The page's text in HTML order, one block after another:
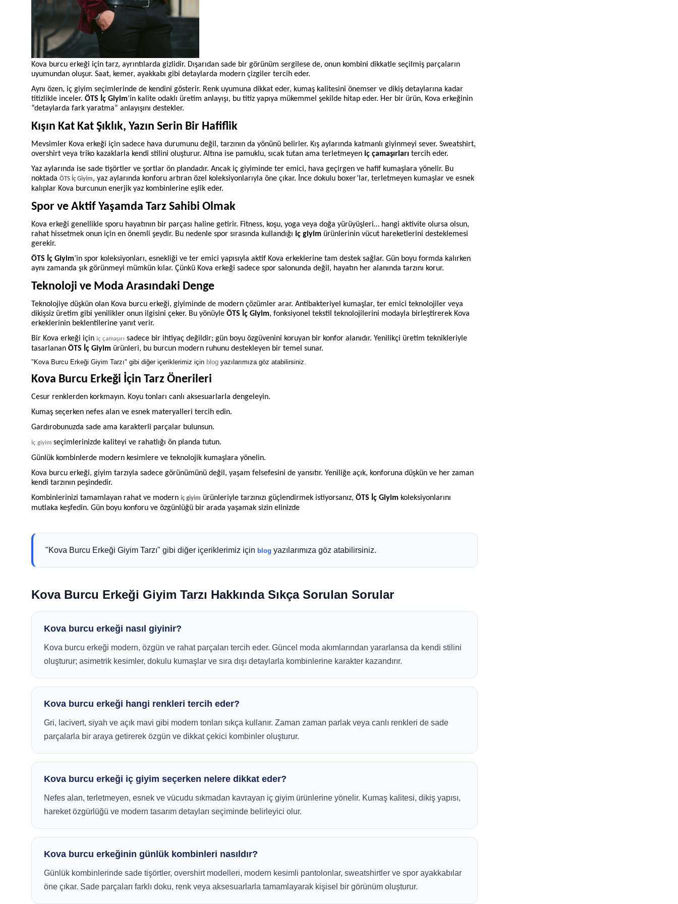
Kova burcu erkeği için tarz, ayrıntılarda gizlidir. Dışarıdan sade bir görünüm sergilese de, onun kombini dikkatle seçilmiş parçaların
uyumundan oluşur. Saat, kemer, ayakkabı gibi detaylarda modern çizgiler tercih eder.
Aynı özen, iç giyim seçimlerinde de kendini gösterir. Renk uyumuna dikkat eder, kumaş kalitesini önemser ve dikiş detaylarına kadar
titizlikle inceler. ÖTS İç Giyim’in kalite odaklı üretim anlayışı, bu titiz yapıya mükemmel şekilde hitap eder. Her bir ürün, Kova erkeğinin
“detaylarda fark yaratma” anlayışını destekler.
Kışın Kat Kat Şıklık, Yazın Serin Bir Hafiflik
Mevsimler Kova erkeği için sadece hava durumunu değil, tarzının da yönünü belirler. Kış aylarında katmanlı giyinmeyi sever. Sweatshirt,
overshirt veya triko kazaklarla kendi stilini oluşturur. Altına ise pamuklu, sıcak tutan ama terletmeyen iç çamaşırları tercih eder.
Yaz aylarında ise sade tişörtler ve şortlar ön plandadır. Ancak iç giyiminde ter emici, hava geçirgen ve hafif kumaşlara yönelir. Bu
noktada ÖTS İç Giyim, yaz aylarında konforu artıran özel koleksiyonlarıyla öne çıkar. İnce dokulu boxer’lar, terletmeyen kumaşlar ve esnek
kalıplar Kova burcunun enerjik yaz kombinlerine eşlik eder.
Spor ve Aktif Yaşamda Tarz Sahibi Olmak
Kova erkeği genellikle sporu hayatının bir parçası haline getirir. Fitness, koşu, yoga veya doğa yürüyüşleri… hangi aktivite olursa olsun,
rahat hissetmek onun için en önemli şeydir. Bu nedenle spor sırasında kullandığı iç giyim ürünlerinin vücut hareketlerini desteklemesi
gerekir.
ÖTS İç Giyim’in spor koleksiyonları, esnekliği ve ter emici yapısıyla aktif Kova erkeklerine tam destek sağlar. Gün boyu formda kalırken
aynı zamanda şık görünmeyi mümkün kılar. Çünkü Kova erkeği sadece spor salonunda değil, hayatın her alanında tarzını korur.
Teknoloji ve Moda Arasındaki Denge
Teknolojiye düşkün olan Kova burcu erkeği, giyiminde de modern çözümler arar. Antibakteriyel kumaşlar, ter emici teknolojiler veya
dikişsiz üretim gibi yenilikler onun ilgisini çeker. Bu yönüyle ÖTS İç Giyim, fonksiyonel tekstil teknolojilerini modayla birleştirerek Kova
erkeklerinin beklentilerine yanıt verir.
Bir Kova erkeği için iç çamaşırı sadece bir ihtiyaç değildir; gün boyu özgüvenini koruyan bir konfor alanıdır. Yenilikçi üretim teknikleriyle
tasarlanan ÖTS İç Giyim ürünleri, bu burcun modern ruhunu destekleyen bir temel sunar.
"Kova Burcu Erkeği Giyim Tarzı" gibi diğer içeriklerimiz için blog yazılarımıza göz atabilirsiniz.
Kova Burcu Erkeği İçin Tarz Önerileri
Cesur renklerden korkmayın. Koyu tonları canlı aksesuarlarla dengeleyin.
Kumaş seçerken nefes alan ve esnek materyalleri tercih edin.
Gardırobunuzda sade ama karakterli parçalar bulunsun.
İç giyim seçimlerinizde kaliteyi ve rahatlığı ön planda tutun.
Günlük kombinlerde modern kesimlere ve teknolojik kumaşlara yönelin.
Kova burcu erkeği, giyim tarzıyla sadece görünümünü değil, yaşam felsefesini de yansıtır. Yeniliğe açık, konforuna düşkün ve her zaman
kendi tarzının peşindedir.
Kombinlerinizi tamamlayan rahat ve modern iç giyim ürünleriyle tarzınızı güçlendirmek istiyorsanız, ÖTS İç Giyim koleksiyonlarını
mutlaka keşfedin. Gün boyu konforu ve özgünlüğü bir arada yaşamak sizin elinizde
"Kova Burcu Erkeği Giyim Tarzı" gibi diğer içeriklerimiz için blog yazılarımıza göz atabilirsiniz.
Kova Burcu Erkeği Giyim Tarzı Hakkında Sıkça Sorulan Sorular
Kova burcu erkeği nasıl giyinir?
Kova burcu erkeği modern, özgün ve rahat parçaları tercih eder. Güncel moda akımlarından yararlansa da kendi stilini
oluşturur; asimetrik kesimler, dokulu kumaşlar ve sıra dışı detaylarla kombinlerine karakter kazandırır.
Kova burcu erkeği hangi renkleri tercih eder?
Gri, lacivert, siyah ve açık mavi gibi modern tonları sıkça kullanır. Zaman zaman parlak veya canlı renkleri de sade
parçalarla bir araya getirerek özgün ve dikkat çekici kombinler oluşturur.
Kova burcu erkeği iç giyim seçerken nelere dikkat eder?
Nefes alan, terletmeyen, esnek ve vücudu sıkmadan kavrayan iç giyim ürünlerine yönelir. Kumaş kalitesi, dikiş yapısı,
hareket özgürlüğü ve modern tasarım detayları seçiminde belirleyici olur.
Kova burcu erkeğinin günlük kombinleri nasıldır?
Günlük kombinlerinde sade tişörtler, overshirt modelleri, modern kesimli pantolonlar, sweatshirtler ve spor ayakkabılar
öne çıkar. Sade parçaları farklı doku, renk veya aksesuarlarla tamamlayarak kişisel bir görünüm oluşturur.